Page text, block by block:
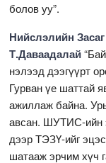
болов уу”.
Нийслэлийн
Т.Даваадалай
нэлээд дээгүүрт
Гурван үе шаттай
ажиллаж байна.
авсан. ШУТИС-ийн
дээр ТЭЗҮ-ийг
шатааж эрчим хүч